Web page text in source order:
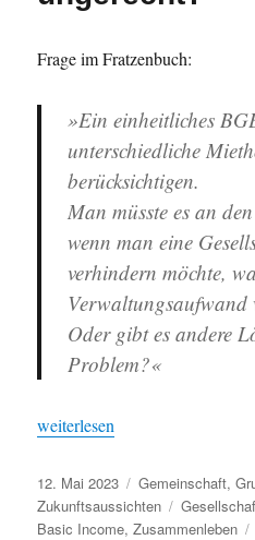
App
und
Frage im Fratzenbuch:
»Ein einheitliches
unterschiedliche
berücksichtigen.
Man müsste es an
wenn man eine
verhindern möchte,
Verwaltungsaufwand
Oder gibt es andere
Problem?«
„Bei der Miete hört der Spaß
weiterlesen
Veröffentlicht
am
12. Mai 2023 Kategorien
Gemeinschaft,
Zukunftsaussichten
Basic Income,Zusammenleben